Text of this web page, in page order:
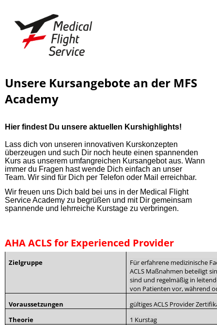
Unsere Kursangebote an der MFS
Academy
Hier findest Du unsere aktuellen Kurshighlights!
Lass dich von unseren innovativen Kurskonzepten
überzeugen und such Dir noch heute einen spannenden
Kurs aus unserem umfangreichen Kursangebot aus. Wann
immer du Fragen hast wende Dich einfach an unser
Team. Wir sind für Dich per Telefon oder Mail erreichbar.
Wir freuen uns Dich bald bei uns in der Medical Flight
Service Academy zu begrüßen und mit Dir gemeinsam
spannende und lehrreiche Kurstage zu verbringen.
AHA ACLS for Experienced Provider
Zielgruppe
Für erfahrene medizinische
ACLS Maßnahmen beteiligt
sind und regelmäßig in
von Patienten vor, während
Voraussetzungen
gültiges ACLS Provider
Theorie
1 Kurstag